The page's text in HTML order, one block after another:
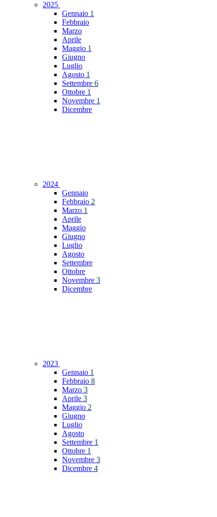
2025
Gennaio 1
Febbraio
Marzo
Aprile
Maggio 1
Giugno
Luglio
Agosto 1
Settembre 6
Ottobre 1
Novembre 1
Dicembre
2024
Gennaio
Febbraio 2
Marzo 1
Aprile
Maggio
Giugno
Luglio
Agosto
Settembre
Ottobre
Novembre 3
Dicembre
2023
Gennaio 1
Febbraio 8
Marzo 3
Aprile 3
Maggio 2
Giugno
Luglio
Agosto
Settembre 1
Ottobre 1
Novembre 3
Dicembre 4